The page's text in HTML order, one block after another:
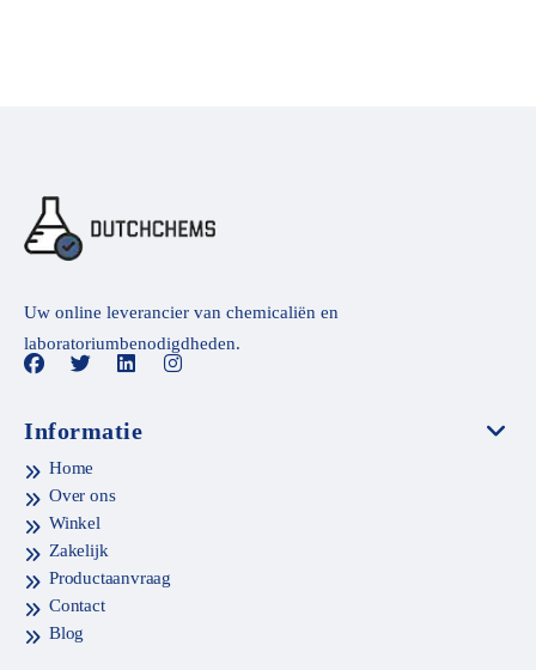
Uw online leverancier van chemicaliën en
laboratoriumbenodigdheden.
Informatie
Home
Over ons
Winkel
Zakelijk
Productaanvraag
Contact
Blog